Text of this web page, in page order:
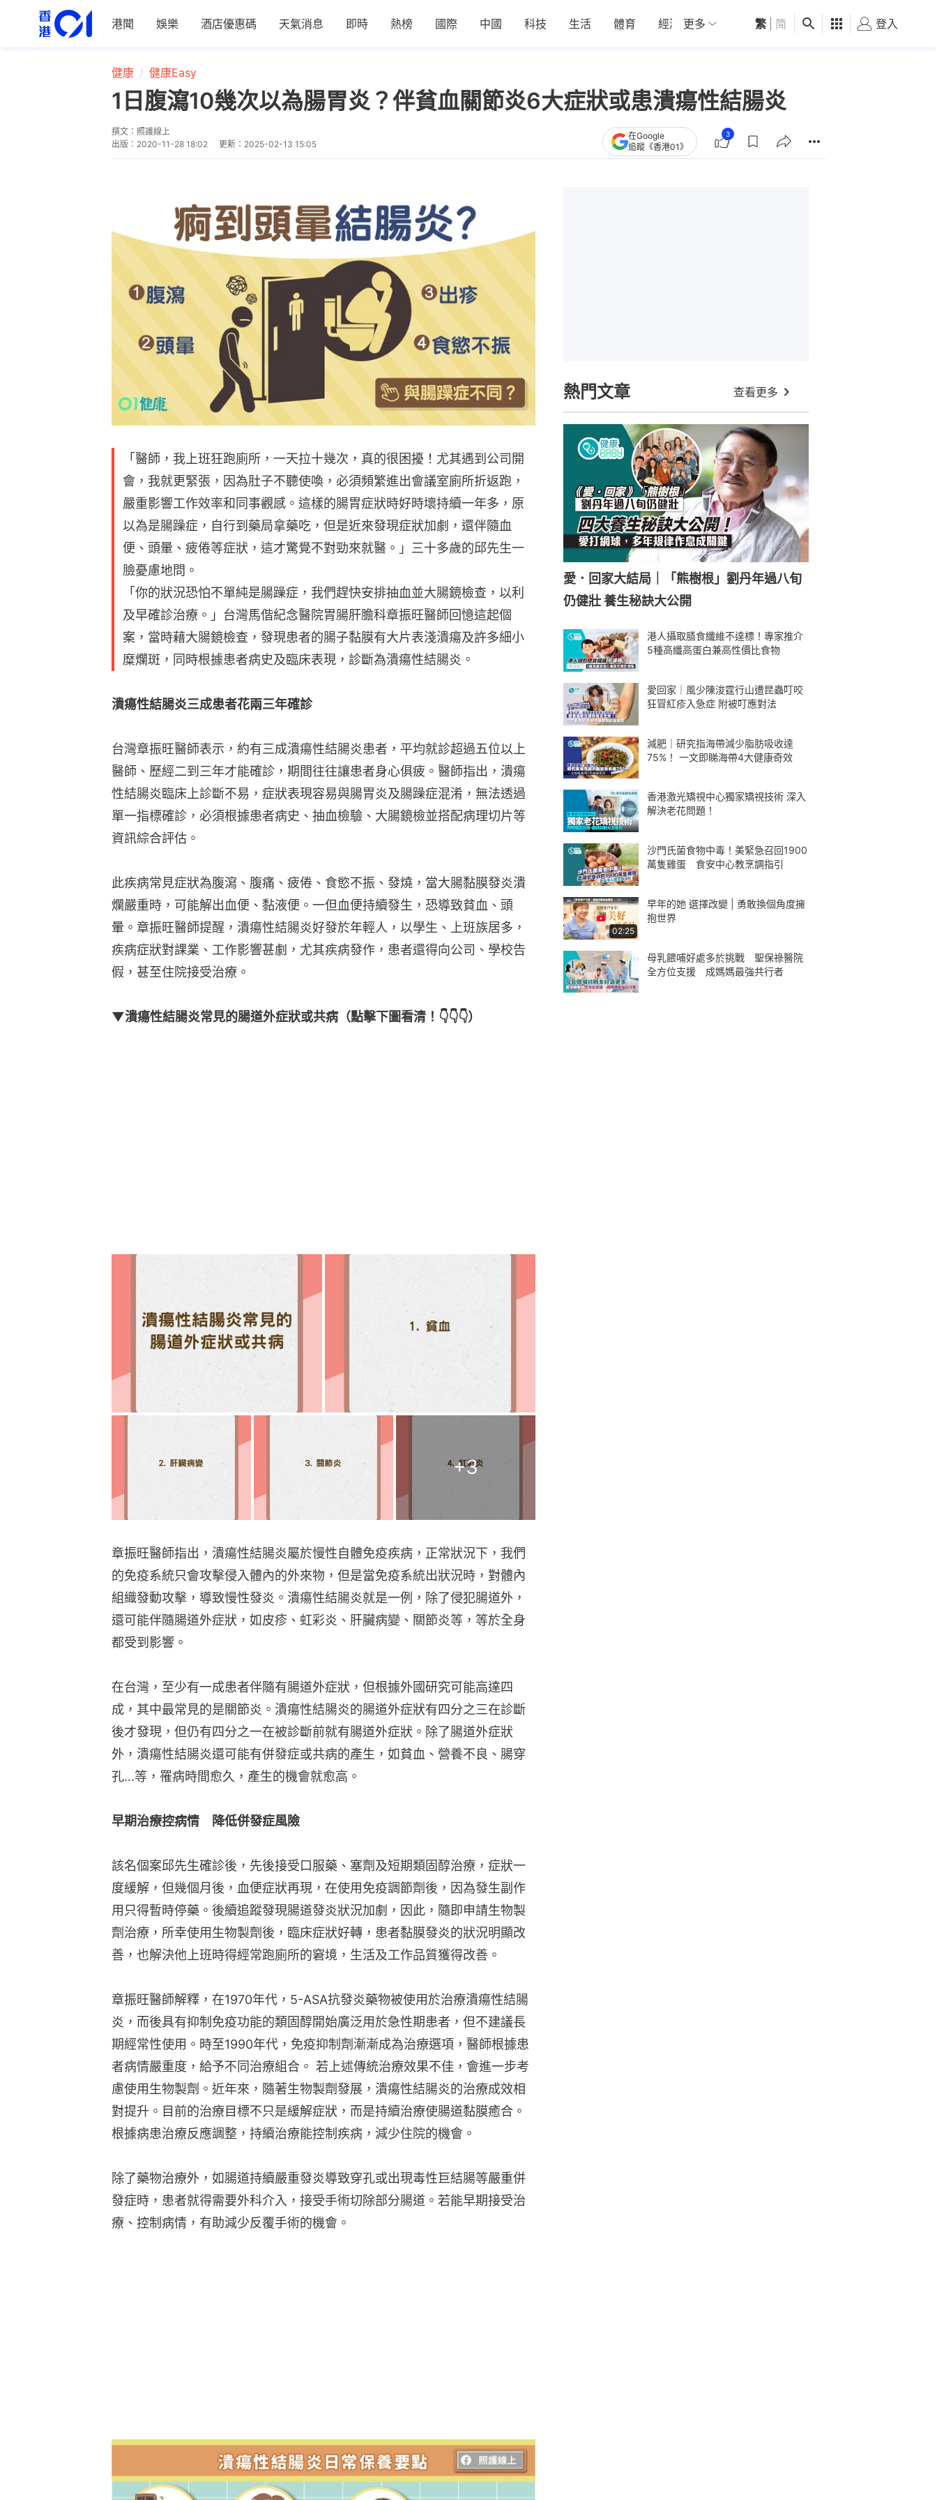
港聞 娛樂 酒店優惠碼 天氣消息 即時 熱榜 國際 中國 科技 生活 體育 經濟 01深圳 觀點 健康 好食玩飛
更多 繁 简 登入
健康 健康Easy
1日腹瀉10幾次以為腸胃炎？伴貧血關節炎6大症狀或患潰瘍性結腸炎
撰文： 照護線上
出版： 2020-11-28 18:02 更新： 2025-02-13 15:05
在Google
追蹤《香港01》
3
「醫師，我上班狂跑廁所，一天拉十幾次，真的很困擾！尤其遇到公司開
會，我就更緊張，因為肚子不聽使喚，必須頻繁進出會議室廁所折返跑，
嚴重影響工作效率和同事觀感。這樣的腸胃症狀時好時壞持續一年多，原
以為是腸躁症，自行到藥局拿藥吃，但是近來發現症狀加劇，還伴隨血
便、頭暈、疲倦等症狀，這才驚覺不對勁來就醫。」三十多歲的邱先生一
臉憂慮地問。
「你的狀況恐怕不單純是腸躁症，我們趕快安排抽血並大腸鏡檢查，以利
及早確診治療。」台灣馬偕紀念醫院胃腸肝膽科章振旺醫師回憶這起個
案，當時藉大腸鏡檢查，發現患者的腸子黏膜有大片表淺潰瘍及許多細小
糜爛斑，同時根據患者病史及臨床表現，診斷為潰瘍性結腸炎。
潰瘍性結腸炎三成患者花兩三年確診
台灣章振旺醫師表示，約有三成潰瘍性結腸炎患者，平均就診超過五位以上
醫師、歷經二到三年才能確診，期間往往讓患者身心俱疲。醫師指出，潰瘍
性結腸炎臨床上診斷不易，症狀表現容易與腸胃炎及腸躁症混淆，無法透過
單一指標確診，必須根據患者病史、抽血檢驗、大腸鏡檢並搭配病理切片等
資訊綜合評估。
此疾病常見症狀為腹瀉、腹痛、疲倦、食慾不振、發燒，當大腸黏膜發炎潰
爛嚴重時，可能解出血便、黏液便。一但血便持續發生，恐導致貧血、頭
暈。章振旺醫師提醒，潰瘍性結腸炎好發於年輕人，以學生、上班族居多，
疾病症狀對課業、工作影響甚劇，尤其疾病發作，患者還得向公司、學校告
假，甚至住院接受治療。
▼潰瘍性結腸炎常見的腸道外症狀或共病（點擊下圖看清！👇👇👇）
+3
章振旺醫師指出，潰瘍性結腸炎屬於慢性自體免疫疾病，正常狀況下，我們
的免疫系統只會攻擊侵入體內的外來物，但是當免疫系統出狀況時，對體內
組織發動攻擊，導致慢性發炎。潰瘍性結腸炎就是一例，除了侵犯腸道外，
還可能伴隨腸道外症狀，如皮疹、虹彩炎、肝臟病變、關節炎等，等於全身
都受到影響。
在台灣，至少有一成患者伴隨有腸道外症狀，但根據外國研究可能高達四
成，其中最常見的是關節炎。潰瘍性結腸炎的腸道外症狀有四分之三在診斷
後才發現，但仍有四分之一在被診斷前就有腸道外症狀。除了腸道外症狀
外，潰瘍性結腸炎還可能有併發症或共病的產生，如貧血、營養不良、腸穿
孔...等，罹病時間愈久，產生的機會就愈高。
早期治療控病情　降低併發症風險
該名個案邱先生確診後，先後接受口服藥、塞劑及短期類固醇治療，症狀一
度緩解，但幾個月後，血便症狀再現，在使用免疫調節劑後，因為發生副作
用只得暫時停藥。後續追蹤發現腸道發炎狀況加劇，因此，隨即申請生物製
劑治療，所幸使用生物製劑後，臨床症狀好轉，患者黏膜發炎的狀況明顯改
善，也解決他上班時得經常跑廁所的窘境，生活及工作品質獲得改善。
章振旺醫師解釋，在1970年代，5-ASA抗發炎藥物被使用於治療潰瘍性結腸
炎，而後具有抑制免疫功能的類固醇開始廣泛用於急性期患者，但不建議長
期經常性使用。時至1990年代，免疫抑制劑漸漸成為治療選項，醫師根據患
者病情嚴重度，給予不同治療組合。 若上述傳統治療效果不佳，會進一步考
慮使用生物製劑。近年來，隨著生物製劑發展，潰瘍性結腸炎的治療成效相
對提升。目前的治療目標不只是緩解症狀，而是持續治療使腸道黏膜癒合。
根據病患治療反應調整，持續治療能控制疾病，減少住院的機會。
除了藥物治療外，如腸道持續嚴重發炎導致穿孔或出現毒性巨結腸等嚴重併
發症時，患者就得需要外科介入，接受手術切除部分腸道。若能早期接受治
療、控制病情，有助減少反覆手術的機會。
熱門文章 查看更多
愛．回家大結局｜「熊樹根」劉丹年過八旬
仍健壯 養生秘訣大公開
港人攝取膳食纖維不達標！專家推介
5種高纖高蛋白兼高性價比食物
愛回家｜風少陳浚霆行山遭昆蟲叮咬
狂冒紅疹入急症 附被叮應對法
減肥｜研究指海帶減少脂肪吸收達
75%！ 一文即睇海帶4大健康奇效
香港激光矯視中心獨家矯視技術 深入
解決老花問題！
沙門氏菌食物中毒！美緊急召回1900
萬隻雞蛋 食安中心教烹調指引
02:25
早年的她 選擇改變 | 勇敢換個角度擁
抱世界
母乳餵哺好處多於挑戰 聖保祿醫院
全方位支援 成媽媽最強共行者